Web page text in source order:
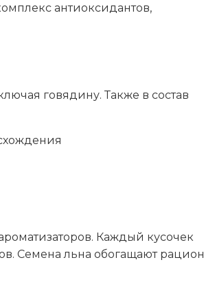
антиоксидантов,
говядину. Также в состав
Каждый кусочек
Семена льна обогащают рацион